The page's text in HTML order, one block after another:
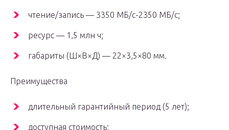
чтение/запись — 3350 МБ/с-2350 МБ/с;
ресурс — 1,5 млн ч;
габариты (Ш×В×Д) — 22×3,5×80 мм.
Преимущества
длительный гарантийный период (5 лет);
доступная стоимость;